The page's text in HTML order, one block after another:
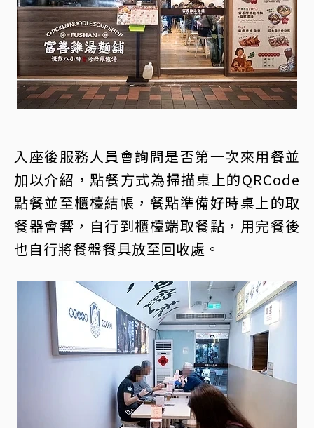
入座後服務人員會詢問是否第一次來用餐並
加以介紹，點餐方式為掃描桌上的QRCode
點餐並至櫃檯結帳，餐點準備好時桌上的取
餐器會響，自行到櫃檯端取餐點，用完餐後
也自行將餐盤餐具放至回收處。